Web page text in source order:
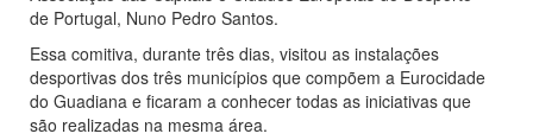
de Portugal, Nuno Pedro Santos.
Essa comitiva, durante três dias, visitou as instalações
desportivas dos três municípios que compõem a Eurocidade
do Guadiana e ficaram a conhecer todas as iniciativas que
são realizadas na mesma área.